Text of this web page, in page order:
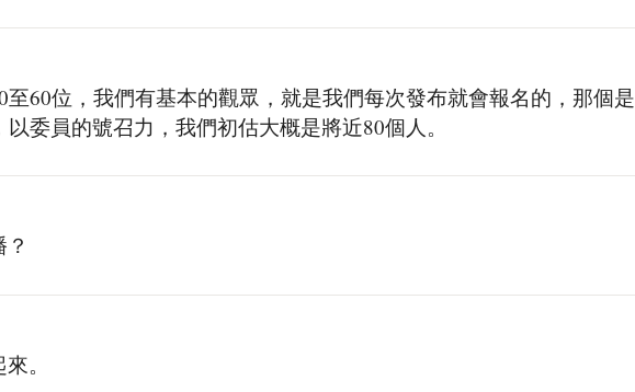
至60位，我們有基本的觀眾，就是我們每次發布就會報名的，那個是
以委員的號召力，我們初估大概是將近80個人。
。